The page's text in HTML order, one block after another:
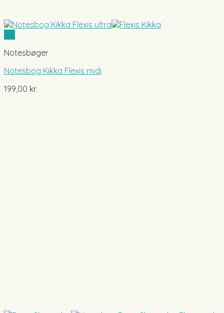
Notesbøger
Notesbog Kikka Flexis midi
199,00 kr.